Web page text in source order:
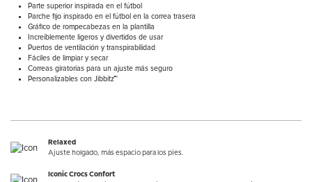
Parte superior inspirada en el fútbol
Parche fijo inspirado en el fútbol en la correa trasera
Gráfico de rompecabezas en la plantilla
Increíblemente ligeros y divertidos de usar
Puertos de ventilación y transpirabilidad
Fáciles de limpiar y secar
Correas giratorias para un ajuste más seguro
Personalizables con Jibbitz™
Relaxed
Ajuste holgado, más espacio para los pies.
Iconic Crocs Confort